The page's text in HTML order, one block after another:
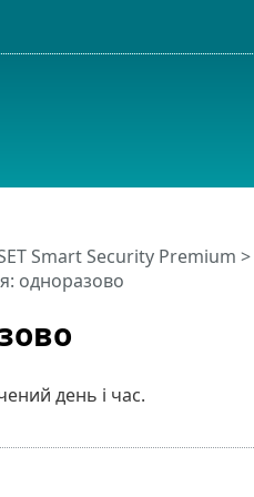
Smart Security Premium >
одноразово
день і час.